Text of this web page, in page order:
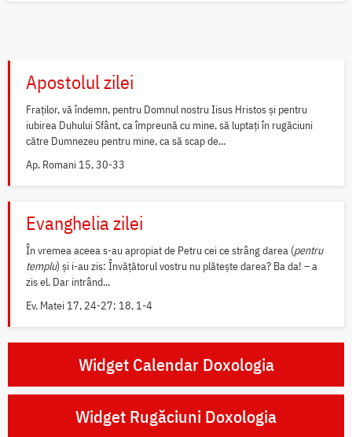
Apostolul zilei
Fraților, vă îndemn, pentru Domnul nostru Iisus Hristos și pentru
iubirea Duhului Sfânt, ca împreună cu mine, să luptați în rugăciuni
către Dumnezeu pentru mine, ca să scap de...
Ap. Romani 15, 30-33
Evanghelia zilei
În vremea aceea s-au apropiat de Petru cei ce strâng darea (pentru
templu) și i-au zis: Învățătorul vostru nu plătește darea? Ba da! – a
zis el. Dar intrând...
Ev. Matei 17, 24-27; 18, 1-4
Widget Calendar Doxologia
Widget Rugăciuni Doxologia